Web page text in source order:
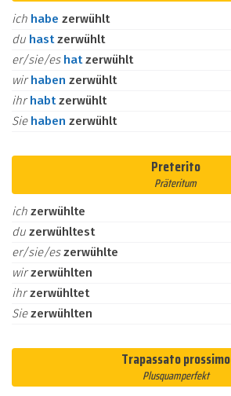
ich habe zerwühlt
du hastzerwühlt
er/sie/es hatzerwühlt
wirhaben zerwühlt
ihrhabtzerwühlt
Sie haben zerwühlt
Preterito
Präteritum
ich zerwühlte
du zerwühltest
er/sie/eszerwühlte
wirzerwühlten
ihrzerwühltet
Siezerwühlten
Trapassato prossimo
Plusquamperfekt